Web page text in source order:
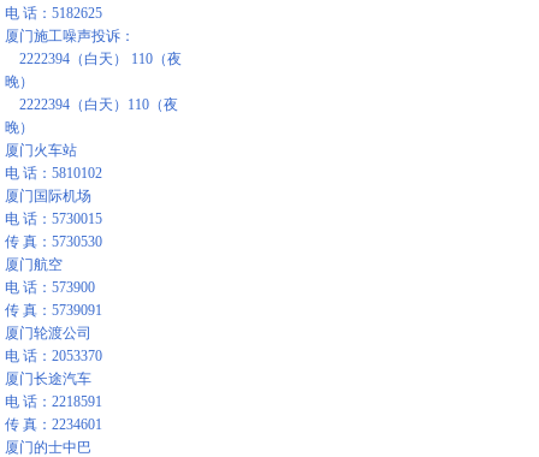
电 话：5182625
厦门施工噪声投诉：
2222394（白天） 110（夜
晚）
2222394（白天）110（夜
晚）
厦门火车站
电 话：5810102
厦门国际机场
电 话：5730015
传 真：5730530
厦门航空
电 话：573900
传 真：5739091
厦门轮渡公司
电 话：2053370
厦门长途汽车
电 话：2218591
传 真：2234601
厦门的士中巴